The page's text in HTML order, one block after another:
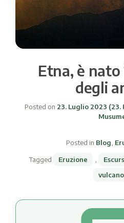
Etna, è
degli
Posted on 23. Luglio 2023 (23.
Posted in Blog
Tagged Eruzione
vulcano